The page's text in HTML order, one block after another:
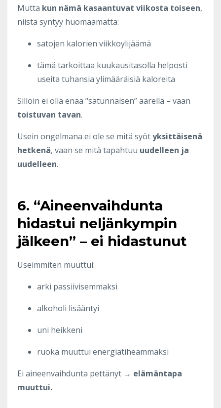
Mutta kun nämä kasaantuvat viikosta toiseen,
niistä syntyy huomaamatta:
satojen kalorien viikkoylijäämä
tämä tarkoittaa kuukausitasolla helposti
useita tuhansia ylimääräisiä kaloreita
Silloin ei olla enää “satunnaisen” äärellä – vaan
toistuvan tavan.
Usein ongelmana ei ole se mitä syötyksittäisenä
hetkenä, vaan se mitä tapahtuu uudelleen ja
uudelleen.
6. “Aineenvaihdunta
hidastui neljänkympin
jälkeen” – ei hidastunut
Useimmiten muuttui:
arki passiivisemmaksi
alkoholi lisääntyi
uni heikkeni
ruoka muuttui energiatiheämmäksi
Ei aineenvaihdunta pettänyt → elämäntapa
muuttui.